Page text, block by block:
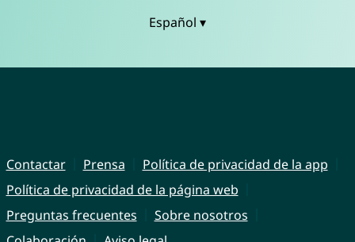
Español ▾
Contactar Prensa
Política de privacidad de la app
Política de privacidad de la página web
Preguntas frecuentes
Sobre nosotros